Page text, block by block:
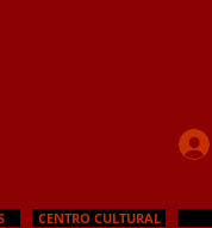
CENTRO CULTURAL